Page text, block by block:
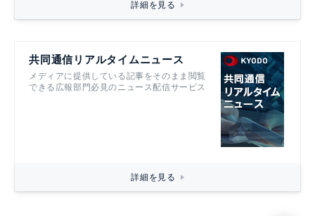
詳細を見る
共同通信リアルタイムニュース
メディアに提供している記事をそのまま閲覧
できる広報部門必見のニュース配信サービス
詳細を見る